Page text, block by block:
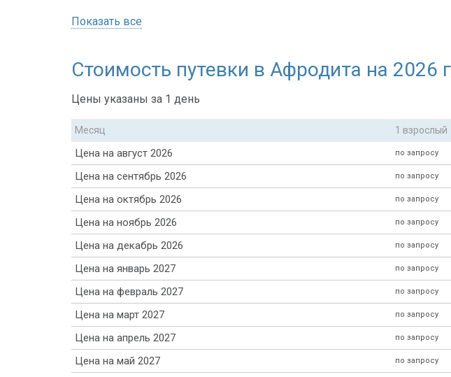
Показать все
Стоимость путевки в Афродита на 2026
Цены указаны за 1 день
Месяц 1 взрослый
Цена на август 2026 по запросу
Цена на сентябрь 2026
по запросу
Цена на октябрь 2026 по запросу
Цена на ноябрь 2026 по запросу
Цена на декабрь 2026 по запросу
Цена на январь 2027 по запросу
Цена на февраль 2027 по запросу
Цена на март 2027 по запросу
Цена на апрель 2027 по запросу
Цена на май 2027 по запросу